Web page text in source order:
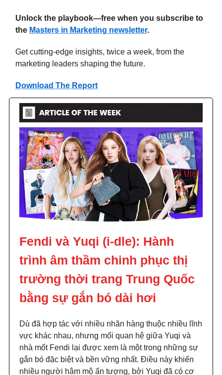
Unlock the playbook—free when you subscribe to
the Masters in Marketing newsletter.
Get cutting-edge insights, twice a week, from the
marketing leaders shaping the future.
Download The Report
Fendi và Yuqi (i-dle): Hành
trình âm thầm chinh phục thị
trường thời trang Trung Quốc
bằng sự gắn bó dài hơi
Dù đã hợp tác với nhiều nhãn hàng thuộc nhiều lĩnh
vực khác nhau, nhưng mối quan hệ giữa Yuqi và
nhà mốt Fendi lại được xem là một trong những sự
gắn bó đặc biệt và bền vững nhất. Điều này khiến
nhiều người hâm mộ ấn tượng, bởi Yuqi đã có cơ